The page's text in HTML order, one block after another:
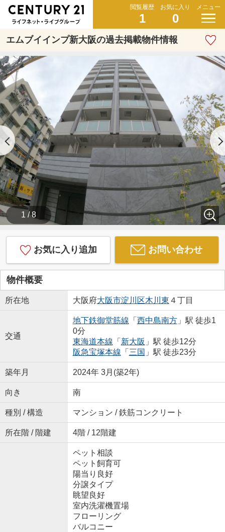
閲覧履歴
1
お気に入り
0
メニュー
エムブイインプ新大阪の過去掲載物件情報
1 / 8
お気に入り追加 お問い合わせ
物件概要
所在地 大阪府大阪市淀川区木川東 ４丁目
交通
地下鉄御堂筋線 「 西中島南方」駅 徒歩1
0分
東海道本線 「 新大阪 」駅 徒歩12分
阪急宝塚本線 「 三国 」駅 徒歩23分
築年月 2024年 3月(築2年)
向き 南
種別 / 構造 マンション / 鉄筋コンクリート
所在階 / 階建 4階 / 12階建
ペット相談
ペット飼育可
陽当り良好
分譲タイプ
眺望良好
室内洗濯機置場
フローリング
バルコニー